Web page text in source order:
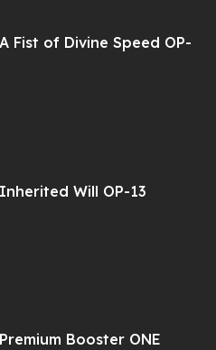
Fist of Divine Speed OP-
Will OP-13
Booster ONE